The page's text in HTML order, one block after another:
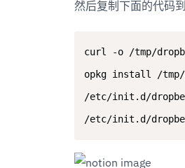
然后复制下面的代码
curl -o /tmp/
opkg install /tmp/
/etc/init.d/
/etc/init.d/